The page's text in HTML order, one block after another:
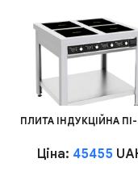
ПЛИТА ІНДУКЦІЙНА
Ціна: 45455